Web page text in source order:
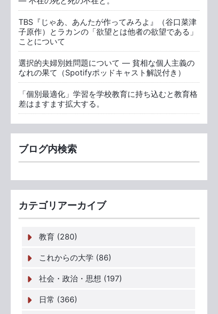
TBS『じゃあ、あんたが作ってみろよ』（谷口菜津
子原作）とラカンの「欲望とは他者の欲望である」
ことについて
選択的夫婦別姓問題について ― 貧相な個人主義の
なれの果て（Spotifyポッドキャスト解説付き）
「個別最適化」学習を学校教育に持ち込むと教育格
差はますます拡大する。
ブログ内検索
カテゴリアーカイブ
教育 (280)
これからの大学 (86)
社会・政治・思想 (197)
日常 (366)